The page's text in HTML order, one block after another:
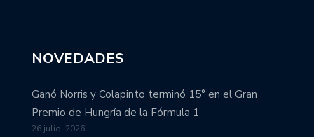
NOVEDADES
Ganó Norris y Colapinto terminó 15° en el Gran
Premio de Hungría de la Fórmula 1
26 julio, 2026